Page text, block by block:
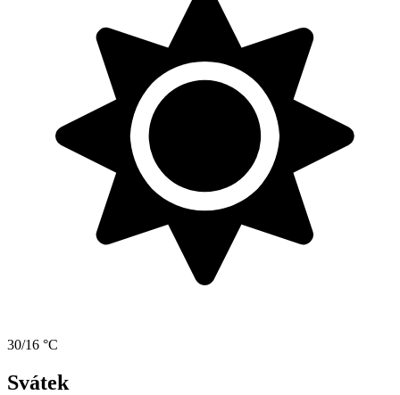
30/16 °C
Svátek